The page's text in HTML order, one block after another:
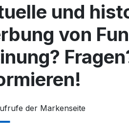
und
von
der Markenseite